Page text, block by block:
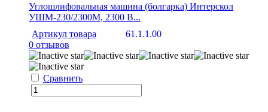
Углошлифовальная машина (болгарка) Интерскол
УШМ-230/2300М, 2300 В...
Артикул товара
61.1.1.00
0 отзывов
Сравнить